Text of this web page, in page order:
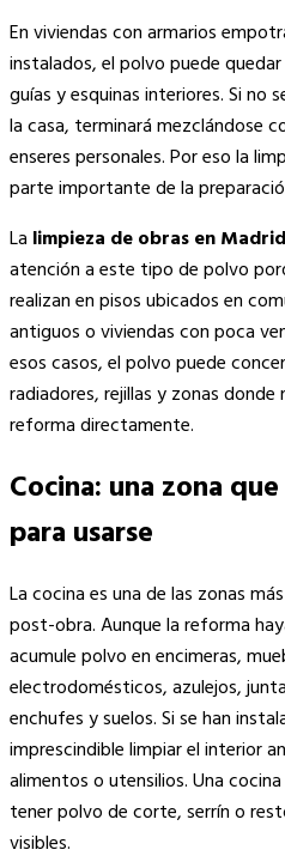
En viviendas con armarios
instalados, el polvo puede
guías y esquinas interiores. Si no
la casa, terminará mezclándose
enseres personales. Por eso la
parte importante de la
La limpieza de obras en Madrid
atención a este tipo de polvo
realizan en pisos ubicados en
antiguos o viviendas con poca
esos casos, el polvo puede
radiadores, rejillas y zonas
reforma directamente.
Cocina: una zona
para usarse
La cocina es una de las zonas
post-obra. Aunque la reforma
acumule polvo en encimeras,
electrodomésticos, azulejos,
enchufes y suelos. Si se han
imprescindible limpiar el interior
alimentos o utensilios. Una
tener polvo de corte, serrín o
visibles.